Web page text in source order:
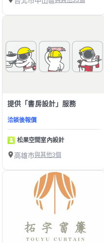
提供「書房設計」服務
洽談後報價
松果空間室內設計
高雄市與其他3個